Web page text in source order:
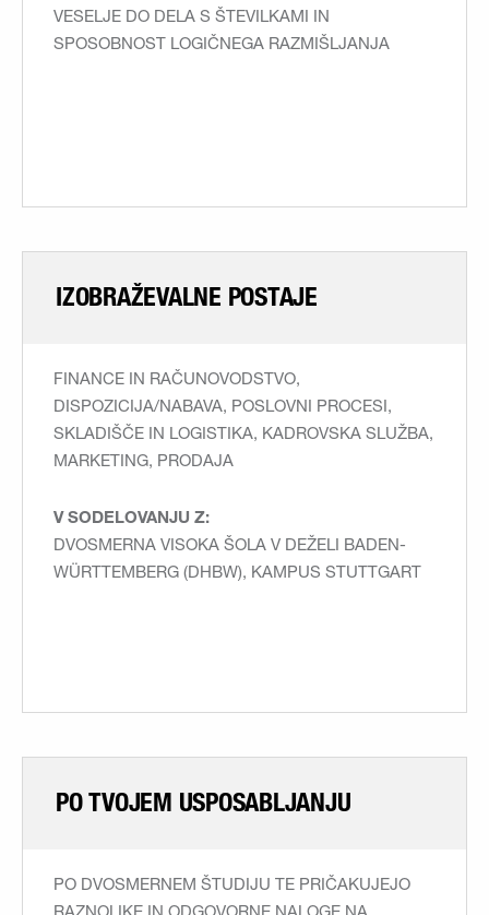
VESELJE DO DELA S ŠTEVILKAMI IN
SPOSOBNOST LOGIČNEGA RAZMIŠLJANJA
IZOBRAŽEVALNE POSTAJE
FINANCE IN RAČUNOVODSTVO,
DISPOZICIJA/NABAVA, POSLOVNI PROCESI,
SKLADIŠČE IN LOGISTIKA, KADROVSKA SLUŽBA,
MARKETING, PRODAJA
V SODELOVANJU Z:
DVOSMERNA VISOKA ŠOLA V DEŽELI BADEN-
WÜRTTEMBERG (DHBW), KAMPUS STUTTGART
PO TVOJEM USPOSABLJANJU
PO DVOSMERNEM ŠTUDIJU TE PRIČAKUJEJO